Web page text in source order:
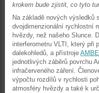
krokem bude zjistit, co tyto
Na základě nových výsledků
dvojdimenzionální rychlostní
hvězdy, než našeho Slunce.
interferometru VLTI, který při
dalekohledů, a přístroje
jednotlivých záběrů povrchu
infračerveného záření.
výpočtu rozdílů v rychlosti
atmosféry hvězdy a také k